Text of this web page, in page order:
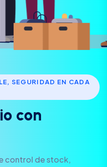
SEGURIDAD EN CADA
io con
control de stock,